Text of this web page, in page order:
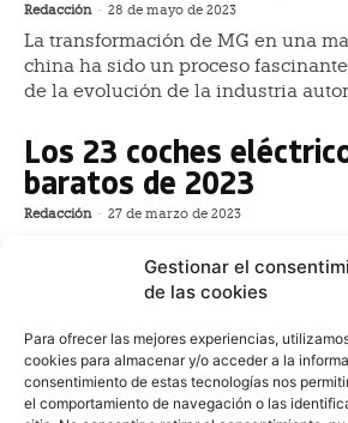
Gestionar el
de las cookies
Para ofrecer las mejores experiencias,
cookies para almacenar y/o acceder a la
consentimiento de estas tecnologías nos
el comportamiento de navegación o las
Redacción - 28 de mayo de 2023
La transformación de MG en una
china ha sido un proceso
de la evolución de la industria
Los 23 coches
baratos de 2023
Redacción - 27 de marzo de 2023
ganando cuota de mercado en
pese a la democratización del
Bergé Automoción
estrategia china en